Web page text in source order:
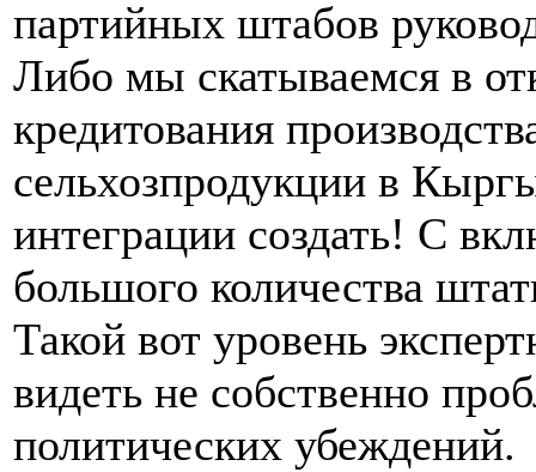
партийных штабов
Либо мы скатываемся в
кредитования
сельхозпродукции в
интеграции создать! С
большого количества
Такой вот уровень
видеть не собственно
политических убеждений.